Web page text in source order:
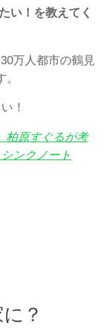
い！を教えてく
万人都市の鶴見
！
柏原すぐるが考
ンクノート
？